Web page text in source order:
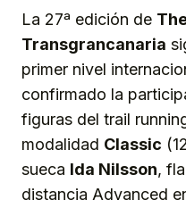
La 27ª edición de
Transgrancanaria
primer nivel
confirmado la
figuras del trail
modalidad Classic
sueca Ida Nilsson,
distancia Advanced